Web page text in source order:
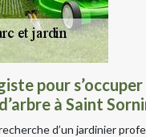
pour s’occuper
à Saint
d’un jardinier